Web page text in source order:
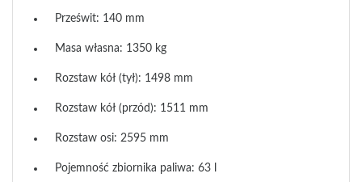
Prześwit: 140 mm
Masa własna: 1350 kg
Rozstaw kół (tył): 1498 mm
Rozstaw kół (przód): 1511 mm
Rozstaw osi: 2595 mm
Pojemność zbiornika paliwa: 63 l